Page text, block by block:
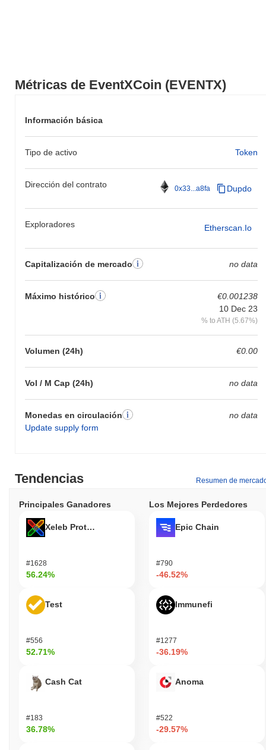
Métricas de EventXCoin (EVENTX)
Información básica
Tipo de activo Token
Dirección del contrato 0x33...a8fa Dupdo
Exploradores Etherscan.io
Capitalización de mercado no data
Máximo histórico
€0.001238
10 Dec 23
% to ATH (5.67%)
Volumen (24h) €0.00
Vol / M Cap (24h) no data
Monedas en circulación
Update supply form
no data
Tendencias Resumen de
Principales Ganadores
Xeleb Protocol
#1628
56.24%
Test
#556
52.71%
Cash Cat
#183
36.78%
Los Mejores Perdedores
Epic Chain
#790
-46.52%
Immunefi
#1277
-36.19%
Anoma
#522
-29.57%